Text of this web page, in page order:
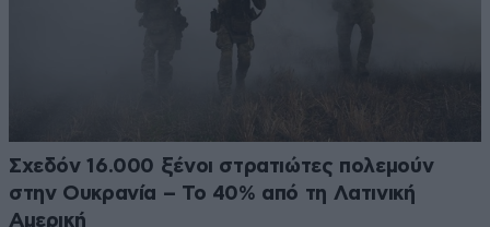
Σχεδόν 16.000 ξένοι στρατιώτες πολεμούν
στην Ουκρανία – Το 40% από τη Λατινική
Αμερική